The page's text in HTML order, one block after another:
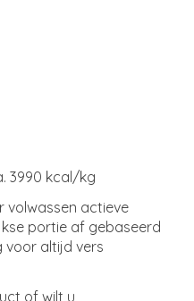
3990 kcal/kg
volwassen actieve
portie af gebaseerd
voor altijd vers
of wilt u